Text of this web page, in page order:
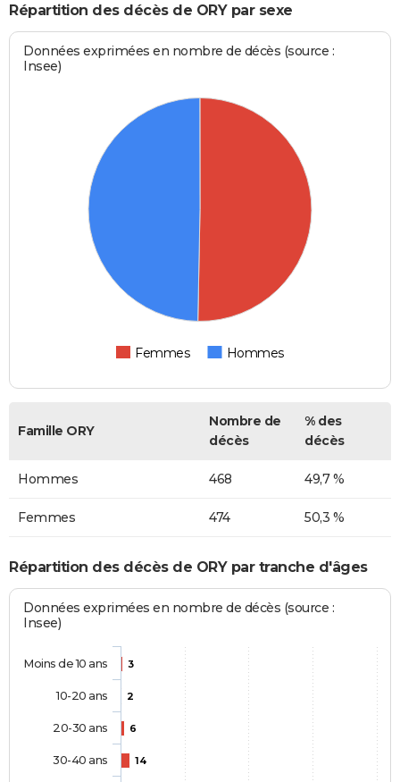
Répartition des décès de ORY par sexe
Données exprimées en nombre de décès (source :
Insee)
Femmes Hommes
Famille ORY
Nombre de
décès
% des
décès
Hommes 468 49,7 %
Femmes 474 50,3 %
Répartition des décès de ORY par tranche d'âges
Données exprimées en nombre de décès (source :
Insee)
3
2
6
14
Moins de 10 ans
10-20 ans
20-30 ans
30-40 ans